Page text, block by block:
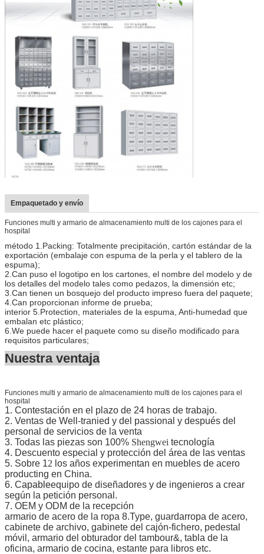
Empaquetado y envío
Funciones multi y armario de almacenamiento multi de los cajones para el
hospital
método 1.Packing: Totalmente precipitación, cartón estándar de la
exportación (embalaje con espuma de la perla y el tablero de la
espuma);
2.Can puso el logotipo en los cartones, el nombre del modelo y de
los detalles del modelo tales como pedazos, la dimensión etc;
3.Can tienen un bosquejo del producto impreso fuera del paquete;
4.Can proporcionan informe de prueba;
interior 5.Protection, materiales de la espuma, Anti-humedad que
embalan etc plástico;
6.We puede hacer el paquete como su diseño modificado para
requisitos particulares;
Nuestra ventaja
Funciones multi y armario de almacenamiento multi de los cajones para el
hospital
1. Contestación en el plazo de 24 horas de trabajo.
2. Ventas de Well-tranied y del passional y después del
personal de servicios de la venta
3. Todas las piezas son 100% Shengwei tecnología
4. Descuento especial y protección del área de las ventas
5. Sobre 12 los años experimentan en muebles de acero
producting en China.
6. Capableequipo de diseñadores y de ingenieros a crear
según la petición personal.
7. OEM y ODM de la recepción
armario de acero de la ropa 8.Type, guardarropa de acero,
cabinete de archivo, gabinete del cajón-fichero, pedestal
móvil, armario del obturador del tambour&, tabla de la
oficina, armario de cocina, estante para libros etc.